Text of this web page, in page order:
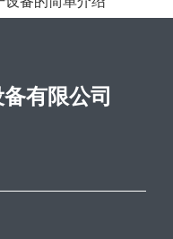
有限公司